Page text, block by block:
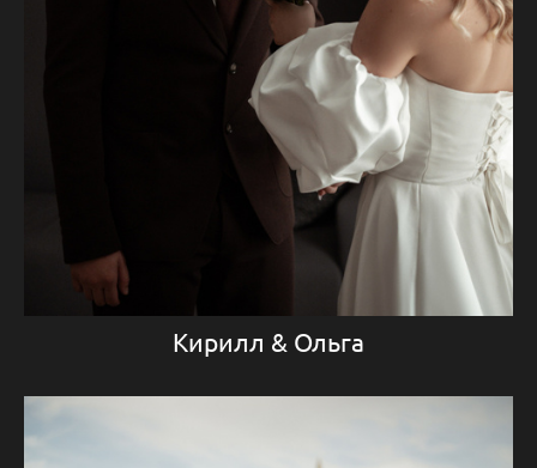
Кирилл & Ольга